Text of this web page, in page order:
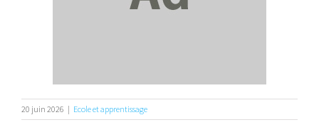
20 juin 2026 | Ecole et apprentissage